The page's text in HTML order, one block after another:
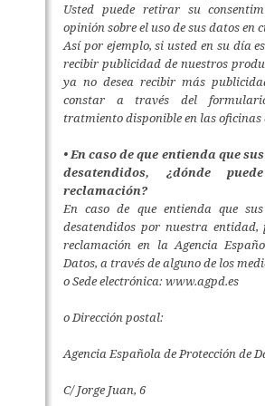
Usted puede retirar su
opinión sobre el uso de sus datos en
Así por ejemplo, si usted en su día
recibir publicidad de nuestros
ya no desea recibir más
constar a través del
tratmiento disponible en las oficinas
• En caso de que entienda que
desatendidos, ¿dónde
reclamación?
En caso de que entienda que
desatendidos por nuestra
reclamación en la Agencia
Datos, a través de alguno de los
o Sede electrónica: www.agpd.es
o Dirección postal:
Agencia Española de Protección de
C/ Jorge Juan, 6